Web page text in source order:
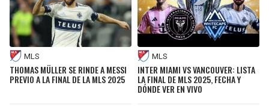
MLS
THOMAS MÜLLER SE RINDE A MESSI
PREVIO A LA FINAL DE LA MLS 2025
MLS
INTER MIAMI VS VANCOUVER: LISTA
LA FINAL DE MLS 2025, FECHA Y
DÓNDE VER EN VIVO